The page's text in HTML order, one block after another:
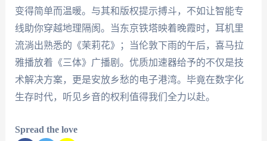
变得简单而温暖。与其和版权提示搏斗，不如让智能专
线助你穿越地理隔阂。当东京铁塔映着晚霞时，耳机里
流淌出熟悉的《茉莉花》；当伦敦下雨的午后，喜马拉
雅播放着《三体》广播剧。优质加速器给予的不仅是技
术解决方案，更是安放乡愁的电子港湾。毕竟在数字化
生存时代，听见乡音的权利值得我们全力以赴。
Spread the love